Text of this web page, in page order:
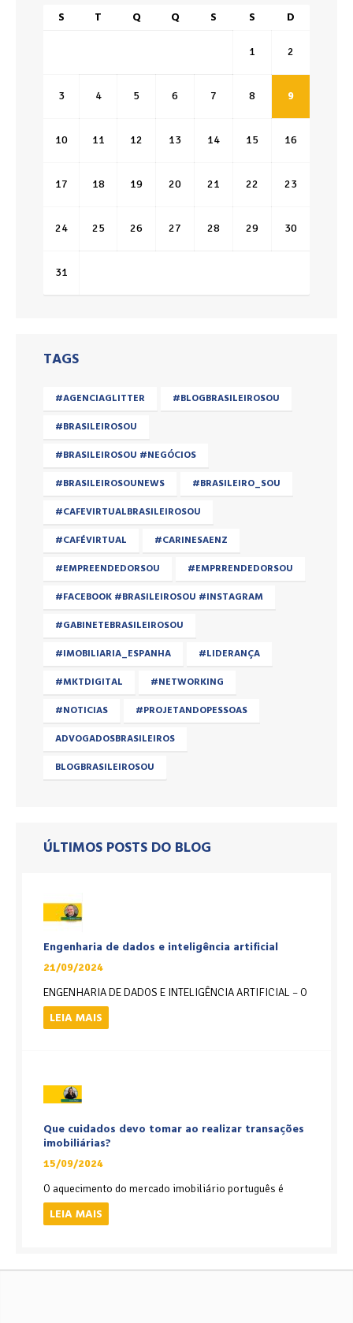
S T Q Q S S D
1 2
3 4 5 6 7 8 9
10 11 12 13 14 15 16
17 18 19 20 21 22 23
24 25 26 27 28 29 30
31
TAGS
#AGENCIAGLITTER
#BLOGBRASILEIROSOU
#BRASILEIROSOU
#BRASILEIROSOU #NEGÓCIOS
#BRASILEIROSOUNEWS
#BRASILEIRO_SOU
#CAFEVIRTUALBRASILEIROSOU
#CAFÉVIRTUAL
#CARINESAENZ
#EMPREENDEDORSOU
#EMPRRENDEDORSOU
#FACEBOOK #BRASILEIROSOU #INSTAGRAM
#GABINETEBRASILEIROSOU
#IMOBILIARIA_ESPANHA
#LIDERANÇA
#MKTDIGITAL
#NETWORKING
#NOTICIAS
#PROJETANDOPESSOAS
ADVOGADOSBRASILEIROS
BLOGBRASILEIROSOU
ÚLTIMOS POSTS DO BLOG
Engenharia de dados e inteligência artificial
21/09/2024
ENGENHARIA DE DADOS E INTELIGÊNCIA ARTIFICIAL – O
LEIA MAIS
Que cuidados devo tomar ao realizar transações
imobiliárias?
15/09/2024
O aquecimento do mercado imobiliário português é
LEIA MAIS